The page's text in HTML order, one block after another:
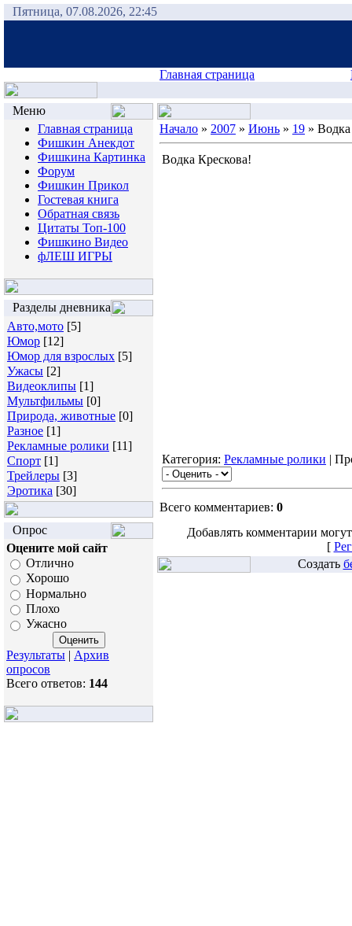
Пятница, 07.08.2026, 22:45
Главная страница
Меню
Главная страница
Фишкин Анекдот
Фишкина Картинка
Форум
Фишкин Прикол
Гостевая книга
Обратная связь
Цитаты Топ-100
Фишкино Видео
фЛЕШ ИГРЫ
Разделы дневника
Авто,мото [5]
Юмор [12]
Юмор для взрослых [5]
Ужасы [2]
Видеоклипы [1]
Мультфильмы [0]
Природа, животные [0]
Разное [1]
Рекламные ролики [11]
Спорт [1]
Трейлеры [3]
Эротика [30]
Опрос
Оцените мой сайт
Отлично
Хорошо
Нормально
Плохо
Ужасно
Результаты | Архив
опросов
Всего ответов: 144
Начало » 2007 » Июнь » 19 »
Водка Крескова!
Категория: Рекламные ролики |
Всего комментариев: 0
Добавлять комментарии
[
Создать